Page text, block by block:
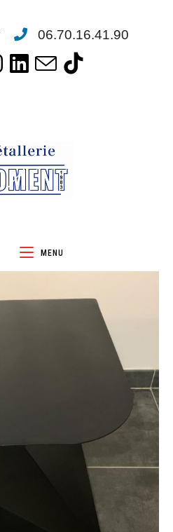
06.70.16.41.90
MENU